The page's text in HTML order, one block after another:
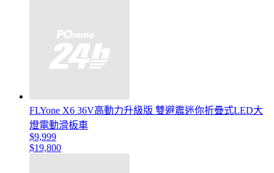
FLYone X6 36V高動力升級版 雙避震迷你折疊式LED大
燈電動滑板車
$9,999
$19,800